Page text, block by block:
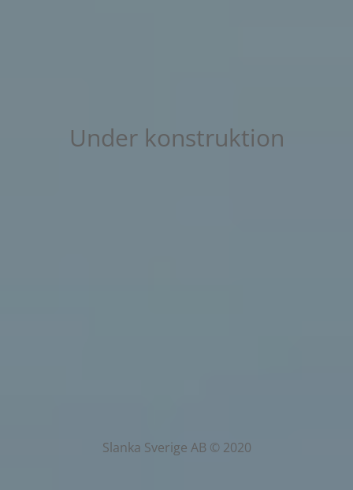
Under konstruktion
Slanka Sverige AB © 2020